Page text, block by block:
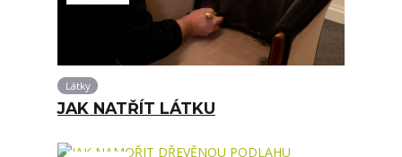
Látky
JAK NATŘÍT LÁTKU